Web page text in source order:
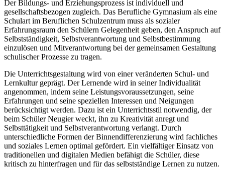
Der Bildungs- und Erziehungsprozess ist individuell und
gesellschaftsbezogen zugleich. Das Berufliche Gymnasium als eine
Schulart im Beruflichen Schulzentrum muss als sozialer
Erfahrungsraum den Schülern Gelegenheit geben, den Anspruch auf
Selbstständigkeit, Selbstverantwortung und Selbstbestimmung
einzulösen und Mitverantwortung bei der gemeinsamen Gestaltung
schulischer Prozesse zu tragen.
Die Unterrichtsgestaltung wird von einer veränderten Schul- und
Lernkultur geprägt. Der Lernende wird in seiner Individualität
angenommen, indem seine Leistungsvoraussetzungen, seine
Erfahrungen und seine speziellen Interessen und Neigungen
berücksichtigt werden. Dazu ist ein Unterrichtsstil notwendig, der
beim Schüler Neugier weckt, ihn zu Kreativität anregt und
Selbsttätigkeit und Selbstverantwortung verlangt. Durch
unterschiedliche Formen der Binnendifferenzierung wird fachliches
und soziales Lernen optimal gefördert. Ein vielfältiger Einsatz von
traditionellen und digitalen Medien befähigt die Schüler, diese
kritisch zu hinterfragen und für das selbstständige Lernen zu nutzen.